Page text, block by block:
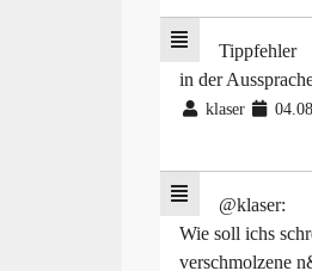
Tippfehler
in der
klaser
@klaser:
Wie soll ichs
verschmolzene